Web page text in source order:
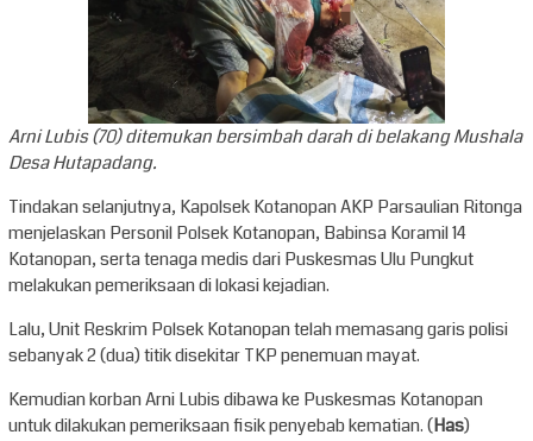
Arni Lubis (70) ditemukan bersimbah darah di belakang Mushala
Desa Hutapadang.
Tindakan selanjutnya, Kapolsek Kotanopan AKP Parsaulian Ritonga
menjelaskan Personil Polsek Kotanopan, Babinsa Koramil 14
Kotanopan, serta tenaga medis dari Puskesmas Ulu Pungkut
melakukan pemeriksaan di lokasi kejadian.
Lalu, Unit Reskrim Polsek Kotanopan telah memasang garis polisi
sebanyak 2 (dua) titik disekitar TKP penemuan mayat.
Kemudian korban Arni Lubis dibawa ke Puskesmas Kotanopan
untuk dilakukan pemeriksaan fisik penyebab kematian. (Has)